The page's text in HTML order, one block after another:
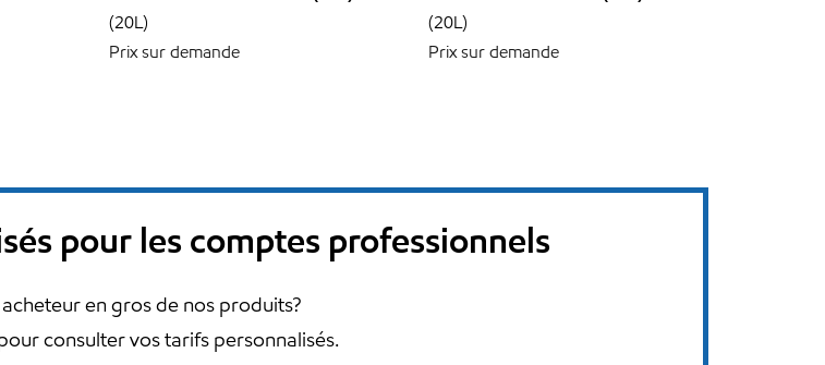
(20L)
Prix sur demande
(20L)
Prix sur demande
pour les comptes professionnels
en gros de nos produits?
consulter vos tarifs personnalisés.